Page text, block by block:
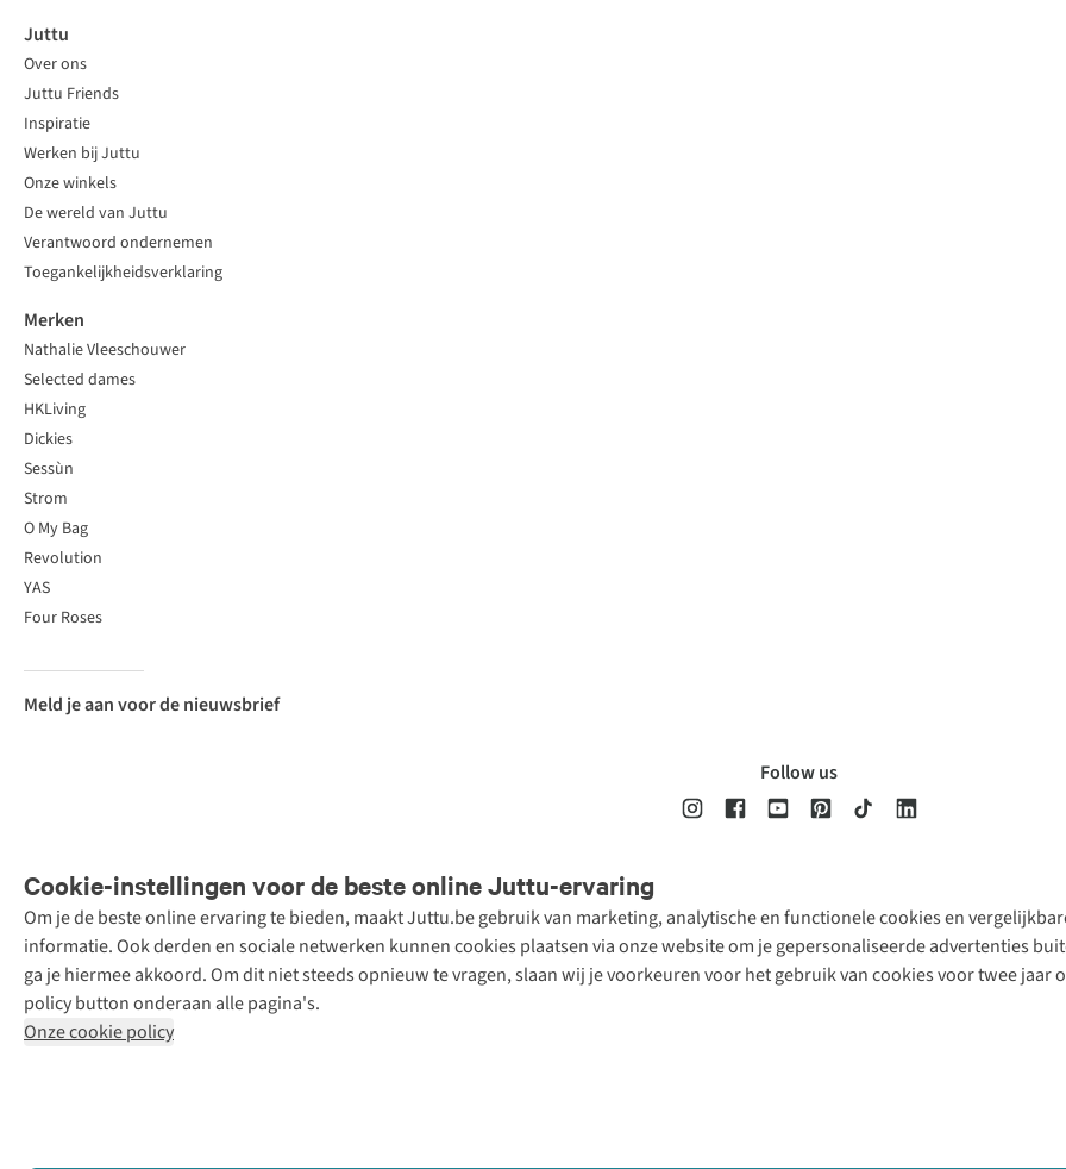
Cookie-instellingen voor de beste online Juttu-ervaring
Om je de beste online ervaring te bieden, maakt Juttu.be gebruik van marketing, analytische en functionele cookies en
informatie. Ook derden en sociale netwerken kunnen cookies plaatsen via onze website om je gepersonaliseerde advertenties
ga je hiermee akkoord. Om dit niet steeds opnieuw te vragen, slaan wij je voorkeuren voor het gebruik van cookies voor twee
policy button onderaan alle pagina's.
Onze cookie policy
Juttu
Over ons
Juttu Friends
Inspiratie
Werken bij Juttu
Onze winkels
De wereld van Juttu
Verantwoord ondernemen
Toegankelijkheidsverklaring
Merken
Nathalie Vleeschouwer
Selected dames
HKLiving
Dickies
Sessùn
Strom
O My Bag
Revolution
YAS
Four Roses
Meld je aan voor de nieuwsbrief
Follow us
Disclaimer Privacy Policy
Retail Concepts
N.V.,
Smallandlaan
9, 2660